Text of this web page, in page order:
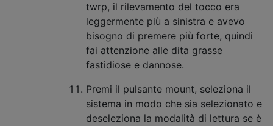
twrp, il rilevamento del tocco era
leggermente più a sinistra e avevo
bisogno di premere più forte, quindi
fai attenzione alle dita grasse
fastidiose e dannose.
Premi il pulsante mount, seleziona il
sistema in modo che sia selezionato e
deseleziona la modalità di lettura se è